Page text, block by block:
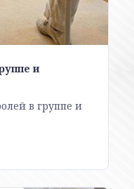
и
в группе и